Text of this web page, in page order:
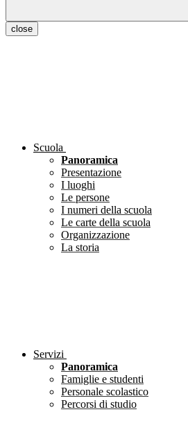
close
Scuola
Panoramica
Presentazione
I luoghi
Le persone
I numeri della scuola
Le carte della scuola
Organizzazione
La storia
Servizi
Panoramica
Famiglie e studenti
Personale scolastico
Percorsi di studio